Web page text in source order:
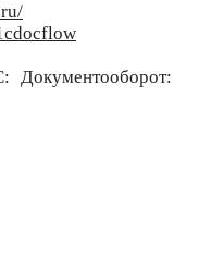
Документооборот: